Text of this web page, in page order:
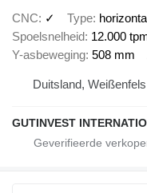
CNC
✓ Type
Spoelsnelheid 12.000
Y-asbeweging 508 mm
Duitsland, Weißenfels
GUTINVEST